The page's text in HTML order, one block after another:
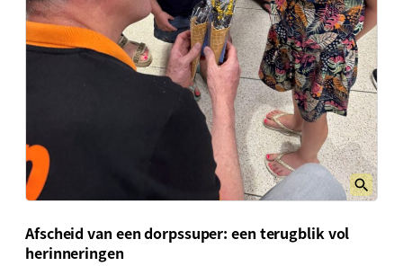
Afscheid van een dorpssuper: een terugblik vol
herinneringen